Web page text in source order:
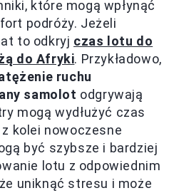
które mogą wpłynąć
podróży. Jeżeli
to odkryj czas lotu do
do Afryki. Przykładowo,
ruchu
samolot odgrywają
mogą wydłużyć czas
kolei nowoczesne
być szybsze i bardziej
lotu z odpowiednim
uniknąć stresu i może